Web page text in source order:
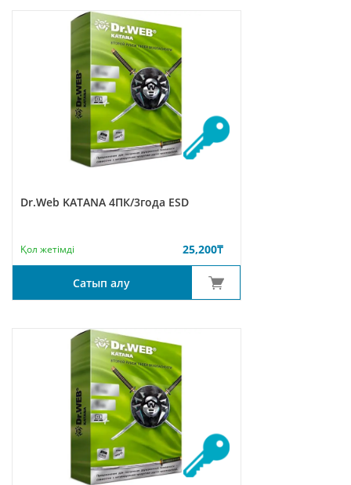
Dr.Web KATANA 4ПК/3года ESD
Қол жетімді 25,200₸
Сатып алу